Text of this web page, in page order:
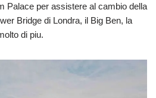
Palace per assistere al cambio della
Bridge di Londra, il Big Ben, la
di piu.